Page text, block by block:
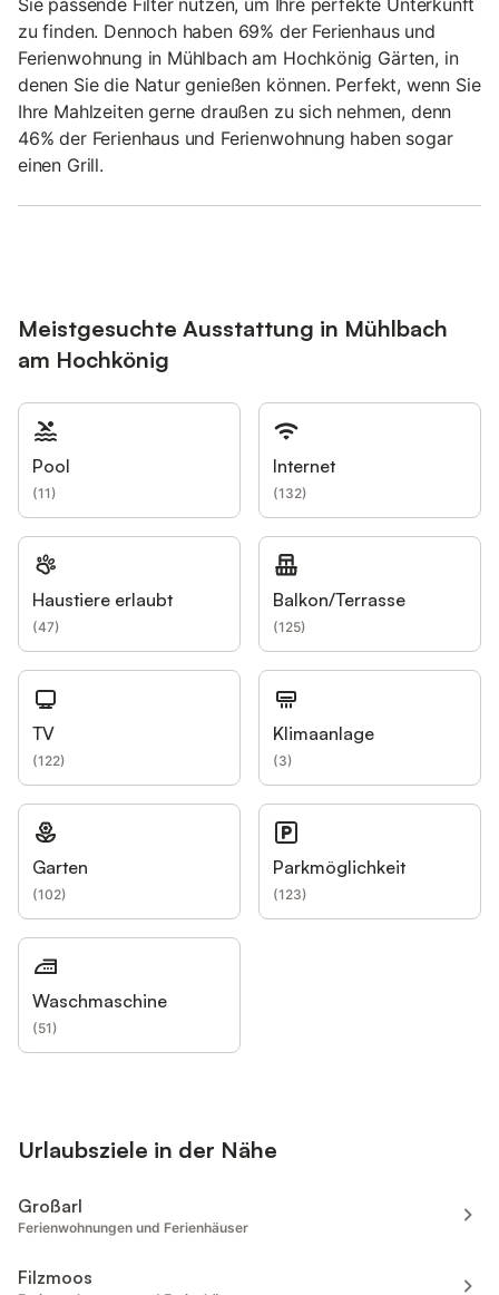
Sie passende Filter nutzen, um Ihre perfekte Unterkunft
zu finden. Dennoch haben 69% der Ferienhaus und
Ferienwohnung in Mühlbach am Hochkönig Gärten, in
denen Sie die Natur genießen können. Perfekt, wenn Sie
Ihre Mahlzeiten gerne draußen zu sich nehmen, denn
46% der Ferienhaus und Ferienwohnung haben sogar
einen Grill.
Meistgesuchte Ausstattung in Mühlbach
am Hochkönig
Pool
(11)
Internet
(132)
Haustiere erlaubt
(47)
Balkon/Terrasse
(125)
TV
(122)
Klimaanlage
(3)
Garten
(102)
Parkmöglichkeit
(123)
Waschmaschine
(51)
Urlaubsziele in der Nähe
Großarl
Ferienwohnungen und Ferienhäuser
Filzmoos